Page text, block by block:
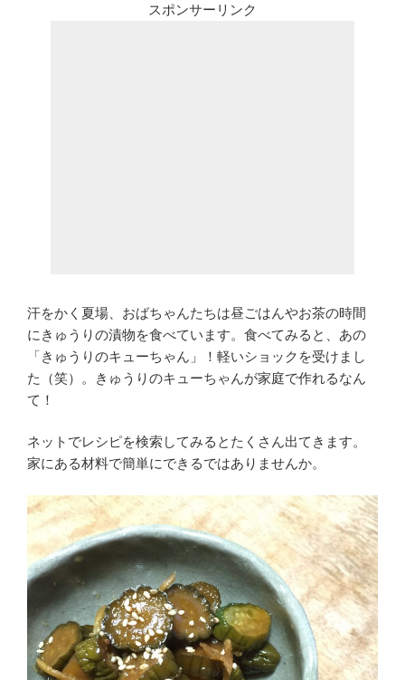
スポンサーリンク
汗をかく夏場、おばちゃんたちは昼ごはんやお茶の時間
にきゅうりの漬物を食べています。食べてみると、あの
「きゅうりのキューちゃん」！軽いショックを受けまし
た（笑）。きゅうりのキューちゃんが家庭で作れるなん
て！
ネットでレシピを検索してみるとたくさん出てきます。
家にある材料で簡単にできるではありませんか。